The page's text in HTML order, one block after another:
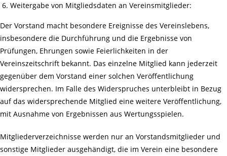
Weitergabe von Mitgliedsdaten an Vereinsmitglieder:
Der Vorstand macht besondere Ereignisse des Vereinslebens,
insbesondere die Durchführung und die Ergebnisse von
Prüfungen, Ehrungen sowie Feierlichkeiten in der
Vereinszeitschrift bekannt. Das einzelne Mitglied kann jederzeit
gegenüber dem Vorstand einer solchen Veröffentlichung
widersprechen. Im Falle des Widerspruches unterbleibt in Bezug
auf das widersprechende Mitglied eine weitere Veröffentlichung,
mit Ausnahme von Ergebnissen aus Wertungsspielen.
Mitgliederverzeichnisse werden nur an Vorstandsmitglieder und
sonstige Mitglieder ausgehändigt, die im Verein eine besondere